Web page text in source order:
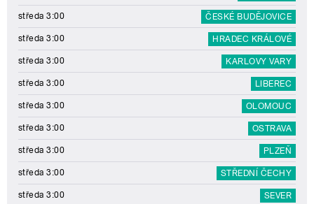
středa 3:00 ČESKÉ BUDĚJOVICE
středa 3:00 HRADEC KRÁLOVÉ
středa 3:00 KARLOVY VARY
středa 3:00 LIBEREC
středa 3:00 OLOMOUC
středa 3:00 OSTRAVA
středa 3:00 PLZEŇ
středa 3:00 STŘEDNÍ ČECHY
středa 3:00 SEVER